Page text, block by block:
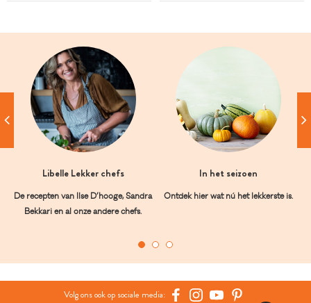
Libelle Lekker chefs
De recepten van Ilse D’hooge, Sandra
Bekkari en al onze andere chefs.
In het seizoen
Ontdek hier wat nú het lekkerste is.
Volg ons ook op sociale media: